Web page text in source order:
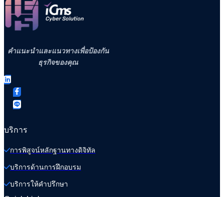
คำแนะนำและแนวทางเพื่อป้องกัน
ธุรกิจของคุณ
บริการ
การพิสูจน์หลักฐานทางดิจิทัล
บริการด้านการฝึกอบรม
บริการให้คำปรึกษา